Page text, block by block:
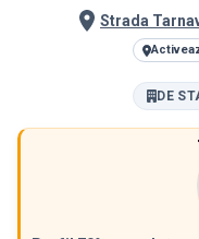
Strada
DE